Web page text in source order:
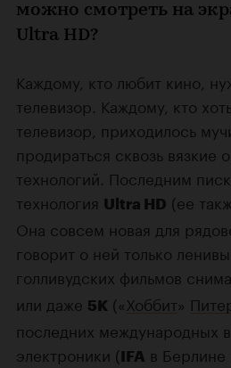
можно смотреть на
Ultra HD?
Каждому, кто любит кино,
телевизор. Каждому, кто
телевизор, приходилось
продираться сквозь вязкие
технологий. Последним
технология Ultra HD (ее
Она совсем новая для
говорит о ней только
голливудских фильмов
или даже 5K («Хоббит»
последних международных
электроники (IFA в Берлине